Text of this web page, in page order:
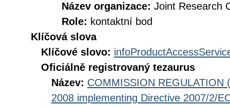
Název organizace: Joint Research
Role: kontaktní bod
Klíčová slova
Klíčové slovo:
Oficiálně registrovaný tezaurus
Název: COMMISSION REGULATION
2008 implementing Directive 2007/2/